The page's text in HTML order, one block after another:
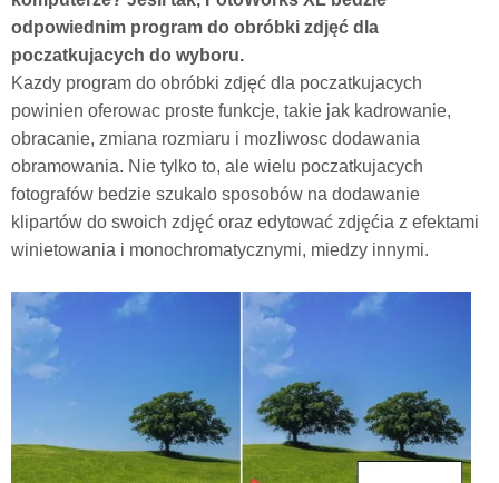
odpowiednim program do obróbki zdjęć dla
poczatkujacych do wyboru.
Kazdy program do obróbki zdjęć dla poczatkujacych
powinien oferowac proste funkcje, takie jak kadrowanie,
obracanie, zmiana rozmiaru i mozliwosc dodawania
obramowania. Nie tylko to, ale wielu poczatkujacych
fotografów bedzie szukalo sposobów na dodawanie
klipartów do swoich zdjęć oraz edytować zdjęćia z efektami
winietowania i monochromatycznymi, miedzy innymi.